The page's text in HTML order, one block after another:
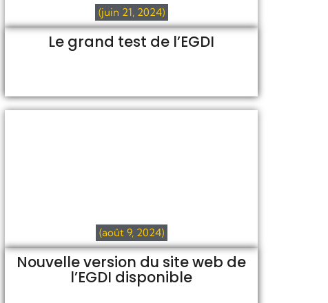
(juin 21, 2024)
Le grand test de l’EGDI
(août 9, 2024)
Nouvelle version du site web de
l’EGDI disponible